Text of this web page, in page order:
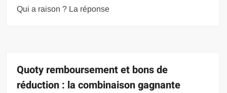
Qui a raison ? La réponse
Quoty remboursement et bons de
réduction : la combinaison gagnante